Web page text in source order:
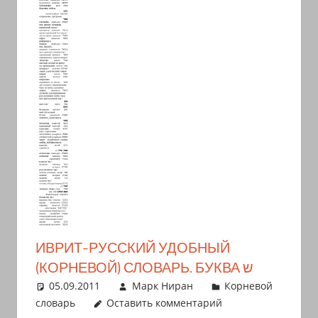
иврите
арамейском.
Поговорки
пословицы
транскрипцией
арабском,
иврите
Кулинарные
рецепты
новости
ИВРИТ-РУССКИЙ УДОБНЫЙ
(КОРНЕВОЙ) СЛОВАРЬ. БУКВА ש
05.09.2011 Марк Ниран
Корневой
словарь
Оставить комментарий